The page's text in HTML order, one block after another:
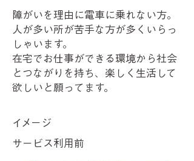
​障がいを理由に電車に乗れない方。
人が多い所が苦手な方が多くいらっ
しゃいます。
在宅でお仕事ができる環境から社会
とつながりを持ち、楽しく生活して
欲しいと願ってます。
​イメージ
​サービス利用前